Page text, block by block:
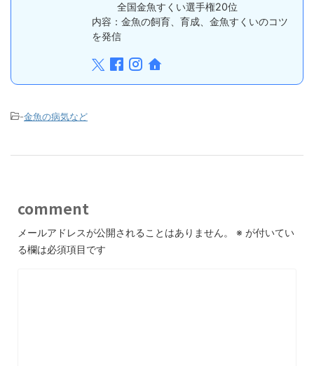
全国金魚すくい選手権20位
内容：金魚の飼育、育成、金魚すくいのコツ
を発信
-金魚の病気など
comment
メールアドレスが公開されることはありません。 ※ が付いてい
る欄は必須項目です